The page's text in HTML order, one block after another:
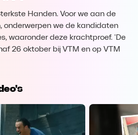
Handen. Voor we aan de
onderwerpen we de kandidaten
waaronder deze krachtproef. 'De
26 oktober bij VTM en op VTM